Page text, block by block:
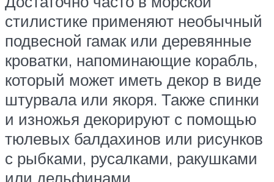
стилистике применяют необычный
подвесной гамак или деревянные
кроватки, напоминающие корабль,
который может иметь декор в виде
штурвала или якоря. Также спинки
и изножья декорируют с помощью
тюлевых балдахинов или рисунков
с рыбками, русалками, ракушками
или дельфинами.